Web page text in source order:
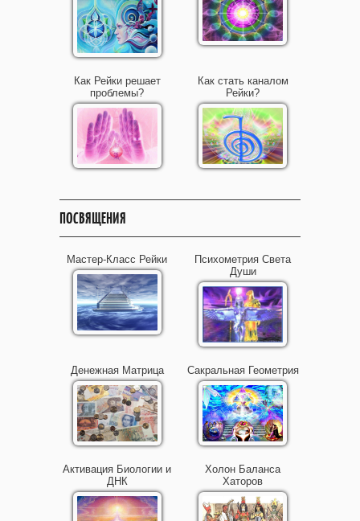
Как Рейки решает
проблемы?
Как стать каналом
Рейки?
ПОСВЯЩЕНИЯ
Мастер-Класс Рейки
Психометрия Света
Души
Денежная Матрица Сакральная Геометрия
Активация Биологии и
ДНК
Холон Баланса
Хаторов